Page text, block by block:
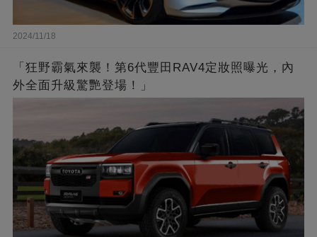
2024/11/18
「狂野霸氣來襲！第6代豐田RAV4定妝照曝光，內
外全面升級驚艷登場！」